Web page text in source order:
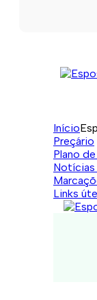
Início
Preçário
Plano
Notícias
Links